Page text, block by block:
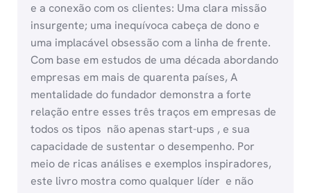
e a conexão com os clientes: Uma clara missão
insurgente; uma inequívoca cabeça de dono e
uma implacável obsessão com a linha de frente.
Com base em estudos de uma década abordando
empresas em mais de quarenta países, A
mentalidade do fundador demonstra a forte
relação entre esses três traços em empresas de
todos os tipos  não apenas start-ups , e sua
capacidade de sustentar o desempenho. Por
meio de ricas análises e exemplos inspiradores,
este livro mostra como qualquer líder  e não